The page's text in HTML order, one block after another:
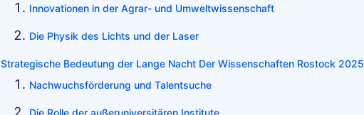
Innovationen in der Agrar- und Umweltwissenschaft
Die Physik des Lichts und der Laser
Strategische Bedeutung der Lange Nacht Der Wissenschaften Rostock 2025
Nachwuchsförderung und Talentsuche
Die Rolle der außeruniversitären Institute